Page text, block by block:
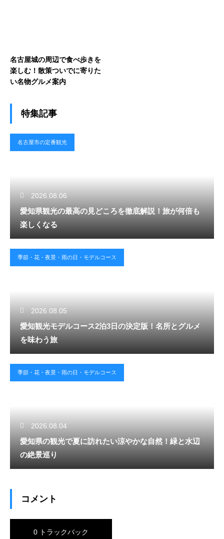
名古屋城の周辺で食べ歩きを
楽しむ！散策ついでに寄りた
い名物グルメ案内
特集記事
名古屋市の定番観光
2026.08.06
愛知県観光の最高の見どころを徹底解説！旅が何倍も
楽しくなる
季節・花・夜景・雨の日・モデルコース
2026.08.05
愛知観光モデルコース2泊3日の決定版！名所とグルメ
を味わう旅
季節・花・夜景・雨の日・モデルコース
2026.08.04
愛知県の観光で夏に訪れたい涼やかな自然！緑と水辺
の絶景巡り
コメント
0 トラックバック